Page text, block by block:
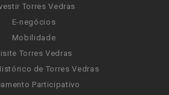
Torres Vedras
E-negócios
Mobilidade
Torres Vedras
de Torres Vedras
Participativo